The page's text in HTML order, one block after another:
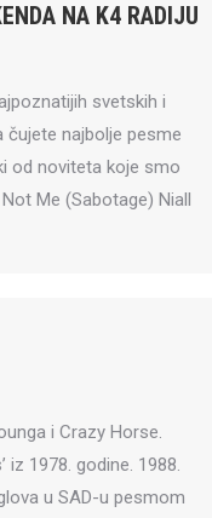
NA K4 RADIJU
svetskih i
čujete najbolje pesme
od noviteta koje smo
Me (Sabotage) Niall
i Crazy Horse.
iz 1978. godine. 1988.
u SAD-u pesmom